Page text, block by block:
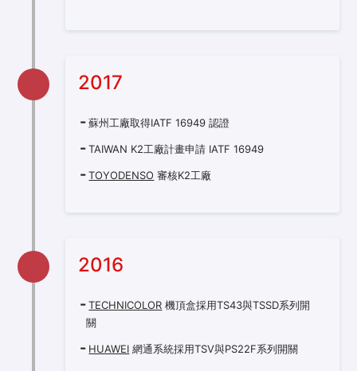
2017
蘇州工廠取得IATF 16949 認證
TAIWAN K2工廠計畫申請 IATF 16949
TOYODENSO 審核K2工廠
2016
TECHNICOLOR 機頂盒採用TS43與TSSD系列開
關
HUAWEI 網通系統採用TSV與PS22F系列開關